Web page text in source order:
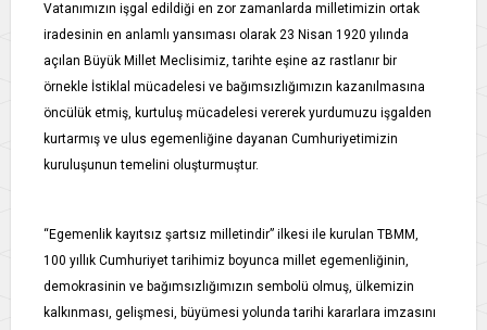
Vatanımızın işgal edildiği en zor zamanlarda milletimizin ortak
iradesinin en anlamlı yansıması olarak 23 Nisan 1920 yılında
açılan Büyük Millet Meclisimiz, tarihte eşine az rastlanır bir
örnekle İstiklal mücadelesi ve bağımsızlığımızın kazanılmasına
öncülük etmiş, kurtuluş mücadelesi vererek yurdumuzu işgalden
kurtarmış ve ulus egemenliğine dayanan Cumhuriyetimizin
kuruluşunun temelini oluşturmuştur.
“Egemenlik kayıtsız şartsız milletindir” ilkesi ile kurulan TBMM,
100 yıllık Cumhuriyet tarihimiz boyunca millet egemenliğinin,
demokrasinin ve bağımsızlığımızın sembolü olmuş, ülkemizin
kalkınması, gelişmesi, büyümesi yolunda tarihi kararlara imzasını